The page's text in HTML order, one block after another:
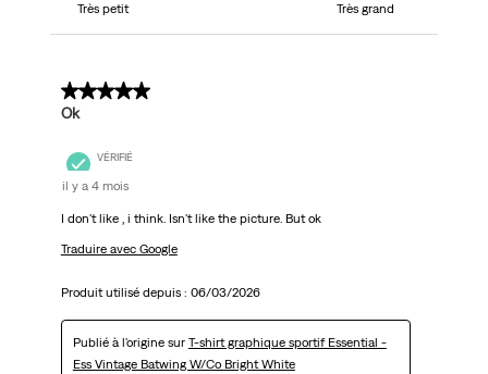
Très petit
Très grand
3 sur 5 étoiles.
Ok
VÉRIFIÉ
il y a 4 mois
I don't like , i think. Isn't like the picture. But ok
Traduire avec Google
Produit utilisé depuis : 06/03/2026
Publié à l'origine sur T-shirt graphique sportif Essential -
Ess Vintage Batwing W/Co Bright White